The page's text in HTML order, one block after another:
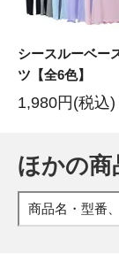
シースルーベー
ツ【全6色】
1,980円(税込)
ほかの商